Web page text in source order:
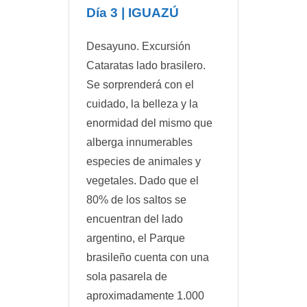
Día 3 | IGUAZÚ
Desayuno. Excursión
Cataratas lado brasilero.
Se sorprenderá con el
cuidado, la belleza y la
enormidad del mismo que
alberga innumerables
especies de animales y
vegetales. Dado que el
80% de los saltos se
encuentran del lado
argentino, el Parque
brasileño cuenta con una
sola pasarela de
aproximadamente 1.000